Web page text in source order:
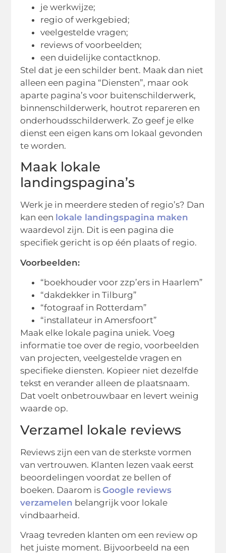
je werkwijze;
regio of werkgebied;
veelgestelde vragen;
reviews of voorbeelden;
een duidelijke contactknop.
Stel dat je een schilder bent. Maak dan niet
alleen een pagina “Diensten”, maar ook
aparte pagina’s voor buitenschilderwerk,
binnenschilderwerk, houtrot repareren en
onderhoudsschilderwerk. Zo geef je elke
dienst een eigen kans om lokaal gevonden
te worden.
Maak lokale
landingspagina’s
Werk je in meerdere steden of regio’s? Dan
kan een lokale landingspagina maken
waardevol zijn. Dit is een pagina die
specifiek gericht is op één plaats of regio.
Voorbeelden:
“boekhouder voor zzp’ers in Haarlem”
“dakdekker in Tilburg”
“fotograaf in Rotterdam”
“installateur in Amersfoort”
Maak elke lokale pagina uniek. Voeg
informatie toe over de regio, voorbeelden
van projecten, veelgestelde vragen en
specifieke diensten. Kopieer niet dezelfde
tekst en verander alleen de plaatsnaam.
Dat voelt onbetrouwbaar en levert weinig
waarde op.
Verzamel lokale reviews
Reviews zijn een van de sterkste vormen
van vertrouwen. Klanten lezen vaak eerst
beoordelingen voordat ze bellen of
boeken. Daarom isGoogle reviews
verzamelen belangrijk voor lokale
vindbaarheid.
Vraag tevreden klanten om een review op
het juiste moment. Bijvoorbeeld na een